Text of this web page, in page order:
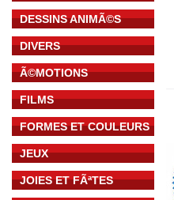
DESSINS ANIMÃ©S
DIVERS
Ã©MOTIONS
FILMS
FORMES ET COULEURS
JEUX
JOIES ET FÃªTES